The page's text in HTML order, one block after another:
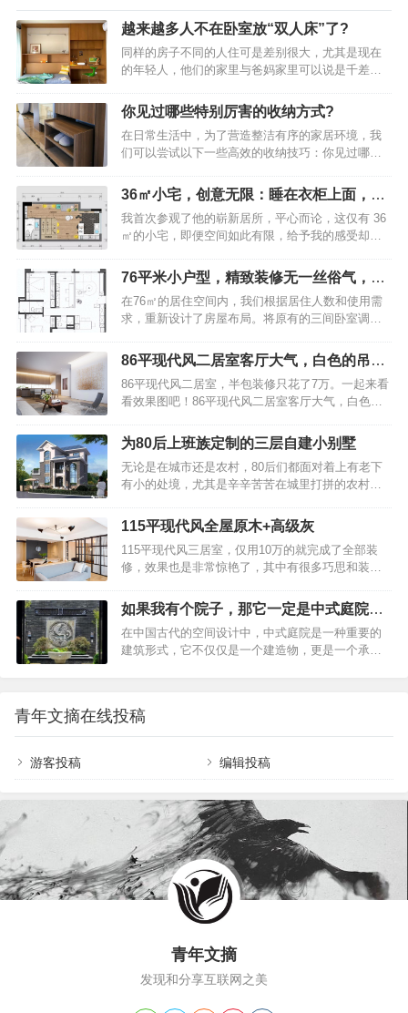
越来越多人不在卧室放“双人床”了?
同样的房子不同的人住可是差别很大，尤其是现在
的年轻人，他们的家里与爸妈家里可以说是千差万
活态度上和对家具的选择上。就比如同样是睡觉的
卧室，爸妈他们对卧室的理解是：无论哪个卧室，
都必须要有一个双人床和一个标准的衣柜，不然能
叫卧室？越来越多人不在卧室放“双人床”了？学学广
东人的做法，美观实用年轻人则不同，他们认为卧
室虽然是用来睡觉的，但不能只用来睡觉，能融入
都使用千篇一律的双人床，只要能躺下睡个好觉，
就是好床，就…
你见过哪些特别厉害的收纳方式?
在日常生活中，为了营造整洁有序的家居环境，我
们可以尝试以下一些高效的收纳技巧：你见过哪些
洁，建议安装一个顶天立地的鞋柜，这样可以将换
季鞋子和当季常穿的鞋子有序地分开存放。你见过
哪些特别厉害的收纳方式？飘窗利用如果你家拥有
飘窗，不妨将其改造成一个实用的收纳柜或书桌，
既能节省空间，又能增添家居的功能性。你见过哪
些特别厉害的收纳方式？客厅收纳在客厅中放置一
让家居摆放显得更加丰富多彩。你见过哪些特别厉
害的收纳方式？垂直…
36㎡小宅，创意无限：睡在衣柜上面，空
间却毫不拥挤!
我首次参观了他的崭新居所，平心而论，这仅有 36
㎡的小宅，即便空间如此有限，给予我的感受却是
害，全屋的设计可谓是极为“走心”！36㎡小宅，创意
无限：睡在衣柜上面，空间却毫不拥挤！这便是那
房子的户型图，属于公寓的户型样式。听他讲述，
在刚购买之时，就是一个方盒子般的户型。36㎡小
宅，创意无限：睡在衣柜上面，空间却毫不拥挤！
小户型并没有独立设置的玄关，不过，进屋之后的
计，既简单又实用，白色的柜门也显得格外清新耐
看。从…
76平米小户型，精致装修无一丝俗气，堪
称家装典范之作
在76㎡的居住空间内，我们根据居住人数和使用需
求，重新设计了房屋布局。将原有的三间卧室调整
足了屋主的需求，被打造成了一个光线充足、通透
的书房。这里不仅是居家办公的理想场所，还特别
设置了攀岩墙和瑜伽角，为屋主提供了娱乐和休憩
的空间。76平米小户型，精致装修无一丝俗气，堪
称家装典范之作平面布置图客厅76平米小户型，精
致装修无一丝俗气，堪称家装典范之作客厅虽然小
木百叶，形成了连续的窗带效果，让光线能够灵活
地进入室内…
86平现代风二居室客厅大气，白色的吊顶
展现出十足的禅意
86平现代风二居室，半包装修只花了7万。一起来看
看效果图吧！86平现代风二居室客厅大气，白色的
立面,跳跃明快的色彩。86平现代风二居室客厅大
气，白色的吊顶展现出十足的禅意客厅整体采用白
色为主，显得干净整洁，白色沙发上的各式各样的
抱枕、非常的有活力。86平现代风二居室客厅大
气，白色的吊顶展现出十足的禅意客厅给人一种强
大的气场，白色的吊顶展现出十足的禅意。让一切
代风二居室客厅大气，白色的吊顶展现出十足的禅
意客…
为80后上班族定制的三层自建小别墅
无论是在城市还是农村，80后们都面对着上有老下
有小的处境，尤其是辛辛苦苦在城里打拼的农村
子，把父母、孩子、夫妻俩全可以住的下实在有点
难，所以不少人都会选择在老家再盖一栋小别墅，
一来父母养老居住方便，二来趁着政策还允许，在
老家把宅基地先占着，或者以后等老了给自己养老
的居所，那什么样的房子适合现在的农村建造呢？
下面美墅住宅给大家介绍一款美观又实用的别墅户
墅，这栋自建别墅的造型非常新颖，非常大方时
尚。灰白色的外墙，不…
115平现代风全屋原木+高级灰
115平现代风三居室，仅用10万的就完成了全部装
修，效果也是非常惊艳了，其中有很多巧思和装修
修带去帮助。115平现代风全屋原木+高级灰，清新
上档次，全屋素雅尽显高级！客厅吊顶采用简单的
设计，将客厅空间的格调勾勒出来，很有时尚感。
115平现代风全屋原木+高级灰，清新上档次，全屋
气。115平现代风全屋原木+高级灰，清新上档次，
全屋素雅尽显高级！沉稳的暖色调让卧室显得更加
温…
如果我有个院子，那它一定是中式庭院的
模样
在中国古代的空间设计中，中式庭院是一种重要的
建筑形式，它不仅仅是一个建造物，更是一个承载
以居住为目的装置。随着时间的推移，它们逐渐演
变成一种更为复杂和精致的空间，不仅仅用于居
住，还加入了更多的文化和艺术元素。如果我有个
院子，那它一定是中式庭院的模样【一】普通中式
来看看普通的中式庭院，它一般是住宅的一部分；
通常由房屋、庭…
青年文摘在线投稿
游客投稿 编辑投稿
青年文摘
发现和分享互联网之美